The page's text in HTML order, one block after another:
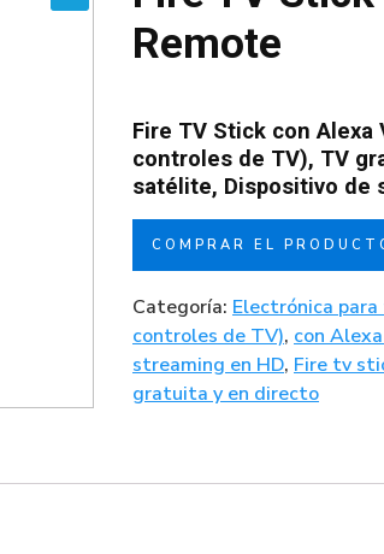
Remote
Fire TV Stick con
controles de TV), TV
satélite, Dispositivo de
COMPRAR EL
Categoría: Electrónica
controles de TV), con
streaming en HD, Fire tv
gratuita y en directo